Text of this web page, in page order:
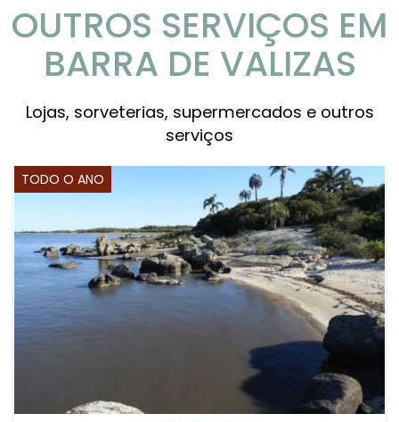
OUTROS SERVIÇOS EM
BARRA DE VALIZAS
Lojas, sorveterias, supermercados e outros
serviços
TODO O ANO